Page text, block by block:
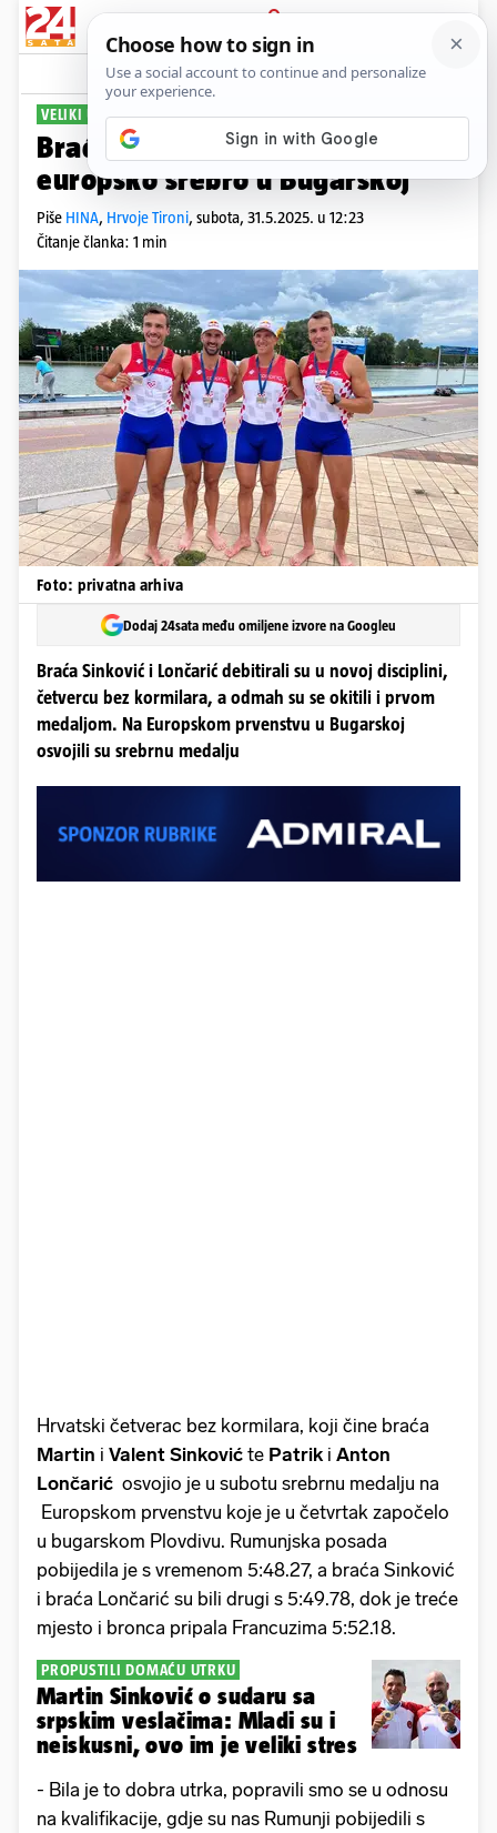
PRIJAVA
Sport Komentari
VELIKI USPJEH
Braća Sinković i Lončarić osvojili
europsko srebro u Bugarskoj
Piše HINA, Hrvoje Tironi, subota, 31.5.2025. u 12:23
Čitanje članka: 1 min
Foto: privatna arhiva
Dodaj 24sata među omiljene izvore na Googleu
Braća Sinković i Lončarić debitirali su u novoj disciplini,
četvercu bez kormilara, a odmah su se okitili i prvom
medaljom. Na Europskom prvenstvu u Bugarskoj
osvojili su srebrnu medalju
Hrvatski četverac bez kormilara, koji čine braća
Martin i Valent Sinković te Patrik i Anton
Lončarić osvojio je u subotu srebrnu medalju na
Europskom prvenstvu koje je u četvrtak započelo
u bugarskom Plovdivu. Rumunjska posada
pobijedila je s vremenom 5:48.27, a braća Sinković
i braća Lončarić su bili drugi s 5:49.78, dok je treće
mjesto i bronca pripala Francuzima 5:52.18.
PROPUSTILI DOMAĆU UTRKU
Martin Sinković o sudaru sa
srpskim veslačima: Mladi su i
neiskusni, ovo im je veliki stres
- Bila je to dobra utrka, popravili smo se u odnosu
na kvalifikacije, gdje su nas Rumunji pobijedili s